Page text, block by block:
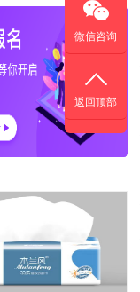
微信咨询
返回顶部